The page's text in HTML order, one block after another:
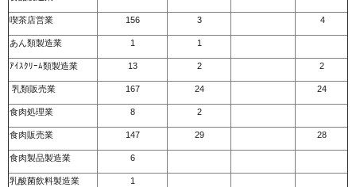
喫茶店営業 156 3 4
あん類製造業 1 1
ｱｲｽｸﾘｰﾑ類製造業 13 2 2
乳類販売業 167 24 24
食肉処理業 8 2
食肉販売業 147 29 28
食肉製品製造業 6
乳酸菌飲料製造業 1